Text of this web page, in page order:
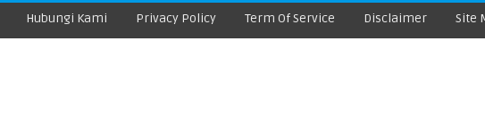
Hubungi Kami Privacy Policy Term Of Service Disclaimer Site